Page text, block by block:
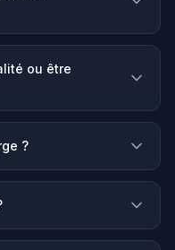
ou être
?